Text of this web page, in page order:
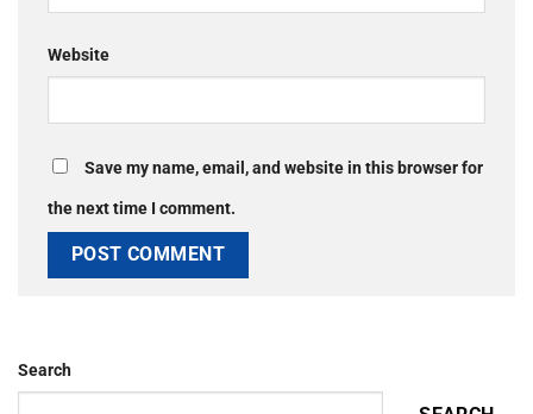
Website
Save my name, email, and website in this browser for
the next time I comment.
Search